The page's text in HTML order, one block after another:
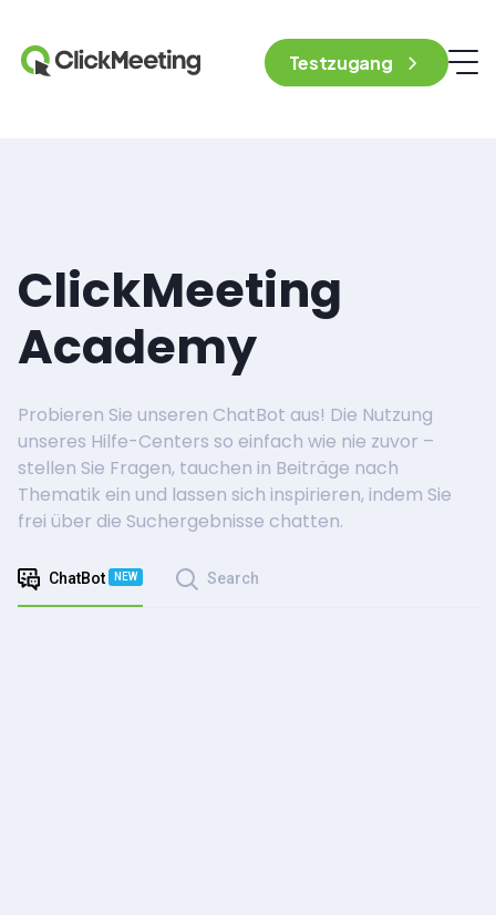
Testzugang
ClickMeeting
Academy
Probieren Sie unseren ChatBot aus! Die Nutzung
unseres Hilfe-Centers so einfach wie nie zuvor –
stellen Sie Fragen, tauchen in Beiträge nach
Thematik ein und lassen sich inspirieren, indem Sie
frei über die Suchergebnisse chatten.
ChatBot NEW Search